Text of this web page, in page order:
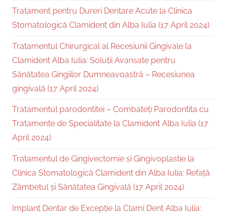
Tratament pentru Dureri Dentare Acute la Clinica
Stomatologică Clamident din Alba Iulia (17 April 2024)
Tratamentul Chirurgical al Recesiunii Gingivale la
Clamident Alba Iulia: Soluții Avansate pentru
Sănătatea Gingiilor Dumneavoastră – Recesiunea
gingivală (17 April 2024)
Tratamentul parodontitei – Combateți Parodontita cu
Tratamente de Specialitate la Clamident Alba Iulia (17
April 2024)
Tratamentul de Gingivectomie și Gingivoplastie la
Clinica Stomatologică Clamident din Alba Iulia: Refață
Zâmbetul și Sănătatea Gingivală (17 April 2024)
Implant Dentar de Excepție la Clami Dent Alba Iulia: